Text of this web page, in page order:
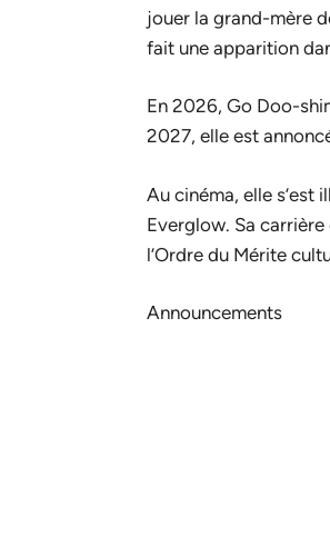
jouer la grand-mère
fait une apparition
En 2026, Go Doo-
2027, elle est
Au cinéma, elle s’est
Everglow. Sa
l’Ordre du Mérite
Announcements